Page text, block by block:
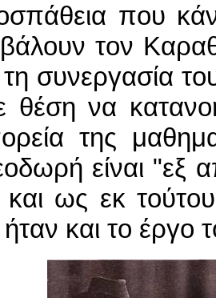
που
τον
συνεργασία
θέση να
της
είναι "εξ
και ως εκ
και το έργο